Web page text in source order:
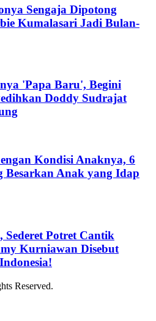
Sengaja Dipotong
Kumalasari Jadi Bulan-
'Papa Baru', Begini
Doddy Sudrajat
Kondisi Anaknya, 6
Anak yang Idap
Potret Cantik
Kurniawan Disebut
Reserved.